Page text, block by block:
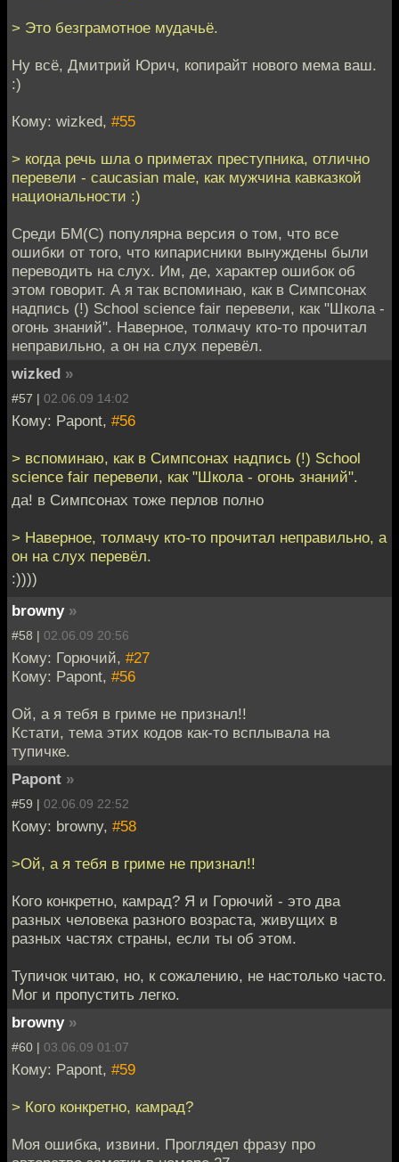
> Это безграмотное мудачьё.
Ну всё, Дмитрий Юрич, копирайт нового мема ваш.
:)
Кому: wizked, #55
> когда речь шла о приметах преступника, отлично
перевели - caucasian male, как мужчина кавказкой
национальности :)
Среди БМ(С) популярна версия о том, что все
ошибки от того, что кипарисники вынуждены были
переводить на слух. Им, де, характер ошибок об
этом говорит. А я так вспоминаю, как в Симпсонах
надпись (!) School science fair перевели, как "Школа -
огонь знаний". Наверное, толмачу кто-то прочитал
неправильно, а он на слух перевёл.
wizked »
#57 | 02.06.09 14:02
Кому: Papont, #56
> вспоминаю, как в Симпсонах надпись (!) School
science fair перевели, как "Школа - огонь знаний".
да! в Симпсонах тоже перлов полно
> Наверное, толмачу кто-то прочитал неправильно, а
он на слух перевёл.
:))))
browny »
#58 | 02.06.09 20:56
Кому: Горючий, #27
Кому: Papont, #56
Ой, а я тебя в гриме не признал!!
Кстати, тема этих кодов как-то всплывала на
тупичке.
Papont »
#59 | 02.06.09 22:52
Кому: browny, #58
>Ой, а я тебя в гриме не признал!!
Кого конкретно, камрад? Я и Горючий - это два
разных человека разного возраста, живущих в
разных частях страны, если ты об этом.
Тупичок читаю, но, к сожалению, не настолько часто.
Мог и пропустить легко.
browny »
#60 | 03.06.09 01:07
Кому: Papont, #59
> Кого конкретно, камрад?
Моя ошибка, извини. Проглядел фразу про